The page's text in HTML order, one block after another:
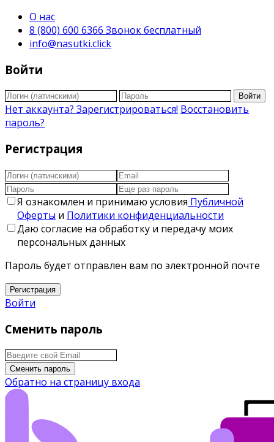
О нас
8 (800) 600 6366 Звонок бесплатный
info@nasutki.click
Войти
Войти
Нет аккаунта? Зарегистрироваться! Восстановить
пароль?
Регистрация
Я ознакомлен и принимаю условия Публичной
Оферты и Политики конфиденциальности
Даю согласие на обработку и передачу моих
персональных данных
Пароль будет отправлен вам по электронной почте
Регистрация
Войти
Сменить пароль
Сменить пароль
Обратно на страницу входа